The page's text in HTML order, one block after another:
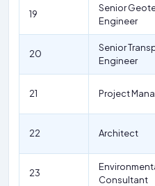
19
Senior
Engineer
20
Senior
Engineer
21 Project
22 Architect
23
Consultant